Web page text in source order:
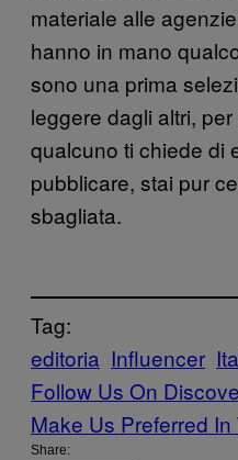
materiale alle
hanno in mano
sono una prima
leggere dagli altri,
qualcuno ti chiede di
pubblicare, stai pur
sbagliata.
Tag:
editoria Influencer
Follow Us On
Make Us Preferred In
Share: